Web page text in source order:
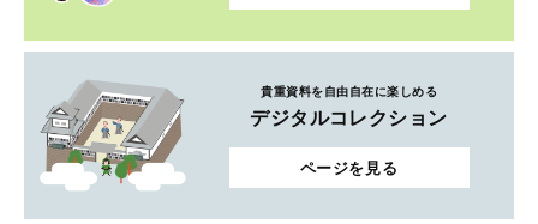
貴重資料を自由自在に楽しめる
デジタルコレクション
ページを見る